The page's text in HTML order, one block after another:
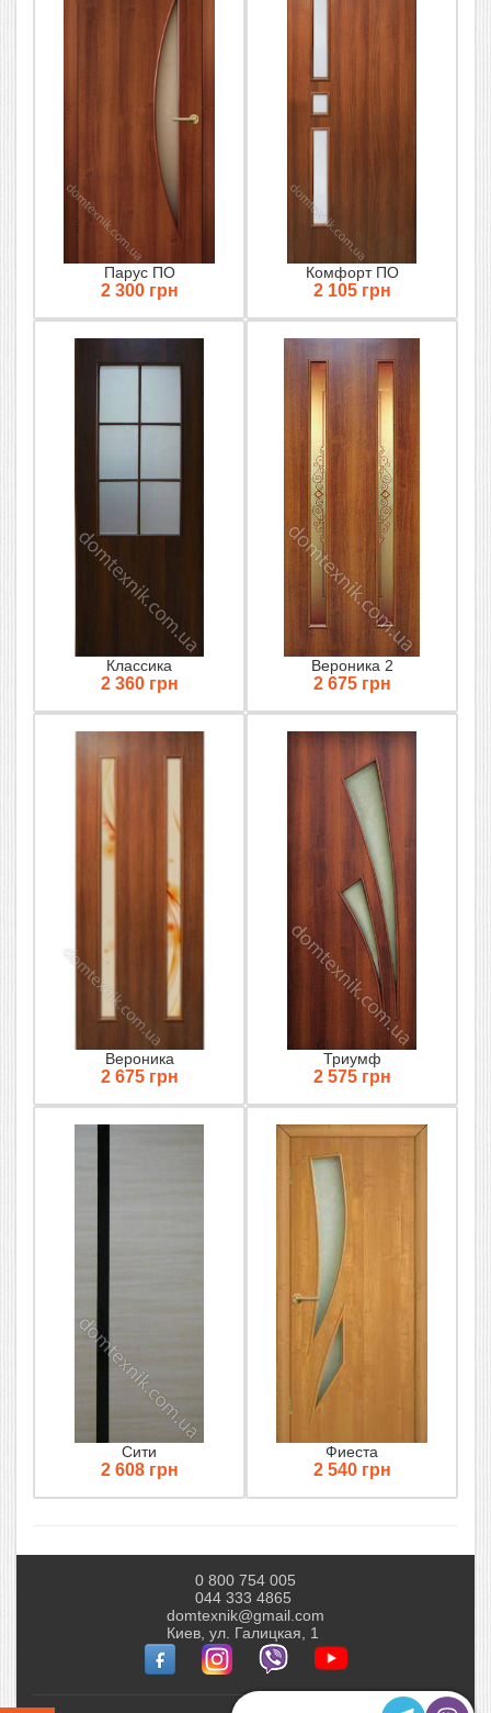
Парус ПО
2 300 грн
Комфорт ПО
2 105 грн
Классика
2 360 грн
Вероника 2
2 675 грн
Вероника
2 675 грн
Триумф
2 575 грн
Сити
2 608 грн
Фиеста
2 540 грн
0 800 754 005
044 333 4865
domtexnik@gmail.com
Киев, ул. Галицкая, 1